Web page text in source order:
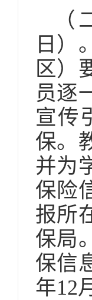
日）
区）
员逐
宣传
保。
并为
保险
报所
保局
保信
年12